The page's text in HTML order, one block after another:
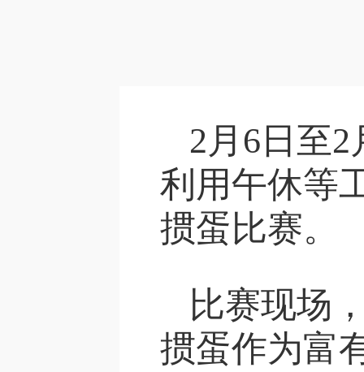
2月6日至
利用午休等
掼蛋比赛。
比赛现场
掼蛋作为富